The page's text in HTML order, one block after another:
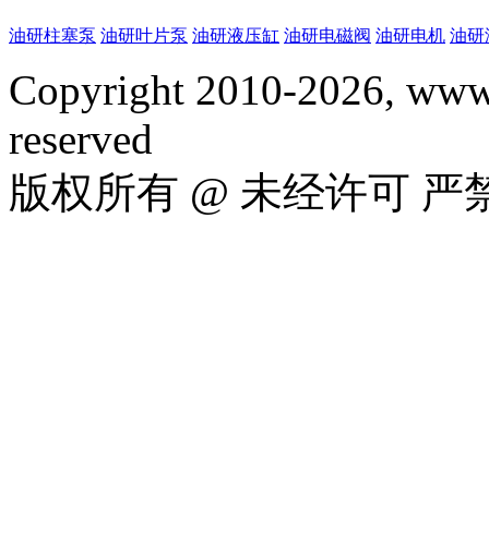
油研柱塞泵 油研叶片泵 油研液压缸 油研电磁阀 油研电机 油研
Copyright 2010-2026,
reserved
版权所有 @ 未经许可 严